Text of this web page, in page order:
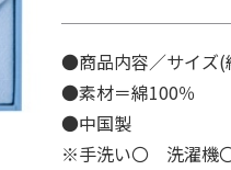
●商品内容／サイズ
●素材＝綿100％
●中国製
※手洗い〇 洗濯機